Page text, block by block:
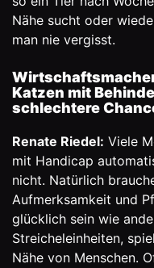
Nähe sucht oder
man nie vergisst.
Katzen mit
schlechtere
Renate Riedel: Viele
mit Handicap
nicht. Natürlich
Aufmerksamkeit und
glücklich sein wie
Streicheleinheiten,
Nähe von Menschen.